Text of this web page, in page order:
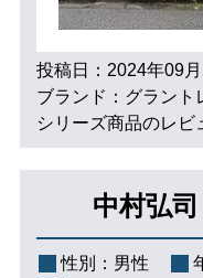
投稿日：2024年09月
ブランド：グラン
シリーズ商品のレビ
中村弘司
性別： 男性